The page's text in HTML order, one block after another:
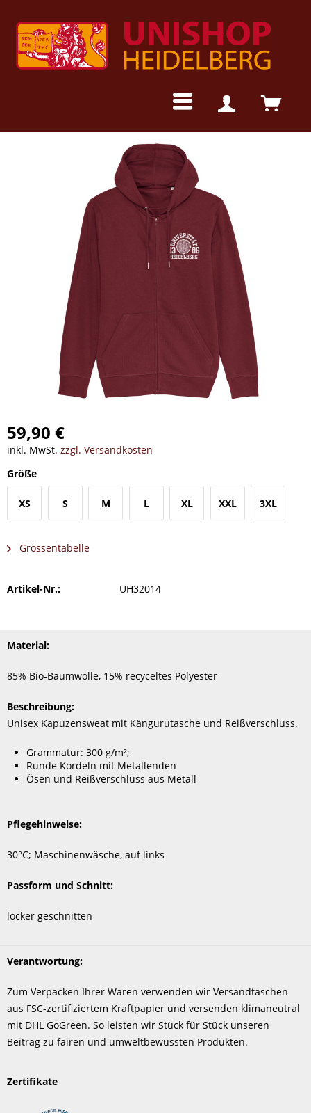
59,90 €
inkl. MwSt. zzgl. Versandkosten
Größe
XS S M L XL XXL 3XL
Grössentabelle
Artikel-Nr.: UH32014
Material:
85% Bio-Baumwolle, 15% recyceltes Polyester
Beschreibung:
Unisex Kapuzensweat mit Kängurutasche und Reißverschluss.
Grammatur: 300 g/m²;
Runde Kordeln mit Metallenden
Ösen und Reißverschluss aus Metall
Pflegehinweise:
30°C; Maschinenwäsche, auf links
Passform und Schnitt:
locker geschnitten
Verantwortung:
Zum Verpacken Ihrer Waren verwenden wir Versandtaschen
aus FSC-zertifiziertem Kraftpapier und versenden klimaneutral
mit DHL GoGreen. So leisten wir Stück für Stück unseren
Beitrag zu fairen und umweltbewussten Produkten.
Zertifikate